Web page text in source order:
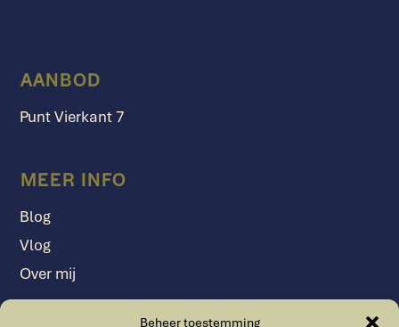
Beheer toestemming
AANBOD
Punt Vierkant 7
MEER INFO
Blog
Vlog
Over mij